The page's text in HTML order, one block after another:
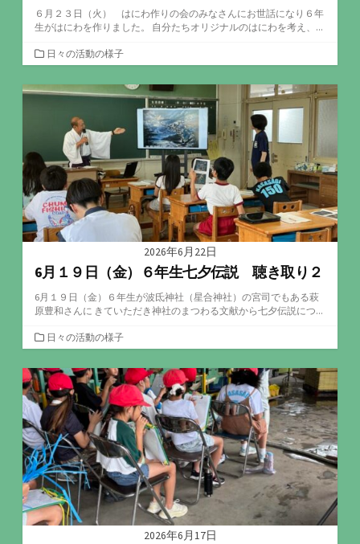
６月２３日（火） はにわ作りの会のみなさんにお世話になり６年
生がはにわを作りました。 自分たちオリジナルのはにわを考え、...
カ
テ
ゴ
リ
日々の活動の様子
2026年6月22日
6月１９日（金）６年生七夕伝説 聴き取り２
6月１９日（金）６年生が波氐神社（星合神社）の宮司でもある萩
原豊和さんに きていただき神社のまつわる文献から七夕伝説につ...
カ
テ
ゴ
リ
ー
日々の活動の様子
2026年6月17日